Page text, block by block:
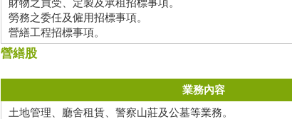
財物之買受、定製及承租招標事項。
勞務之委任及僱用招標事項。
營繕工程招標事項。
營繕股
業務內容
土地管理、廳舍租賃、警察山莊及公墓等業務。